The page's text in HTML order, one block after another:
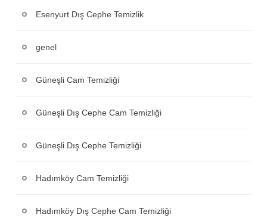
Esenyurt Dış Cephe Temizlik
genel
Güneşli Cam Temizliği
Güneşli Dış Cephe Cam Temizliği
Güneşli Dış Cephe Temizliği
Hadımköy Cam Temizliği
Hadımköy Dış Cephe Cam Temizliği